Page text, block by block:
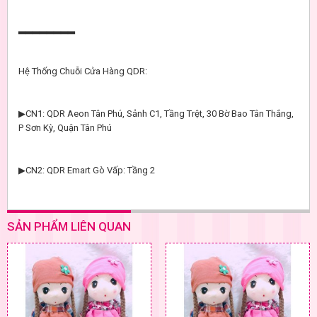
Hệ Thống Chuỗi Cửa Hàng QDR:
▶CN1: QDR Aeon Tân Phú, Sảnh C1, Tầng Trệt, 30 Bờ Bao Tân Thắng,
P Sơn Kỳ, Quận Tân Phú
▶CN2: QDR Emart Gò Vấp: Tầng 2
SẢN PHẨM LIÊN QUAN